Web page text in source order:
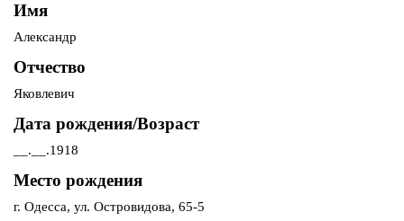
Имя
Александр
Отчество
Яковлевич
Дата рождения/Возраст
__.__.1918
Место рождения
г. Одесса, ул. Островидова, 65-5